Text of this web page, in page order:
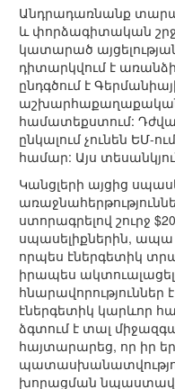
Անդրադառնանք
և փորձագիտական
կատարած
դիտարկվում է
ընդգծում է
աշխարհաքաղաքական
համատեքստում:
ընկալում չունեն ԵՄ-
համար: Այս
Կանցլերի այցից
ստորագրելով շուրջ
սպասելիքներին, ապա
որպես էներգետիկ
իրապես
հնարավորություններ
էներգետիկ կարևոր
ձգտում է տալ
հայտարարեց, որ իր
խորացման